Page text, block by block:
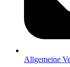
Allgemeine